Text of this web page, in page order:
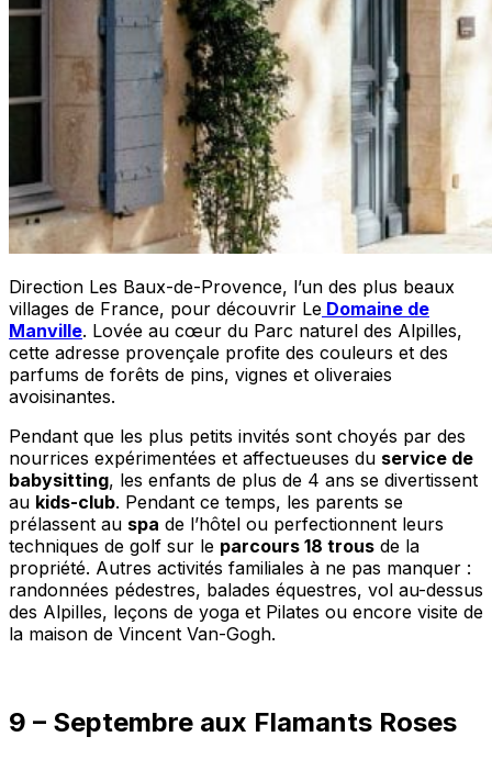
Direction Les Baux-de-Provence, l’un des plus beaux
villages de France, pour découvrir Le Domaine de
Manville. Lovée au cœur du Parc naturel des Alpilles,
cette adresse provençale profite des couleurs et des
parfums de forêts de pins, vignes et oliveraies
avoisinantes.
Pendant que les plus petits invités sont choyés par des
nourrices expérimentées et affectueuses du service de
babysitting, les enfants de plus de 4 ans se divertissent
au kids-club. Pendant ce temps, les parents se
prélassent au spa de l’hôtel ou perfectionnent leurs
techniques de golf sur le parcours 18 trous de la
propriété. Autres activités familiales à ne pas manquer :
randonnées pédestres, balades équestres, vol au-dessus
des Alpilles, leçons de yoga et Pilates ou encore visite de
la maison de Vincent Van-Gogh.
9 – Septembre aux Flamants Roses